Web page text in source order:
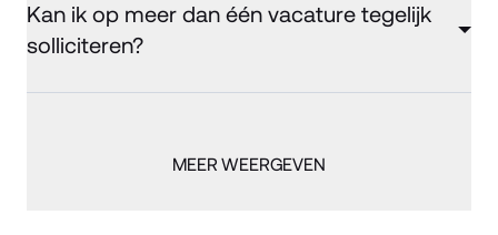
Kan ik op meer dan één vacature tegelijk
solliciteren?
MEER WEERGEVEN